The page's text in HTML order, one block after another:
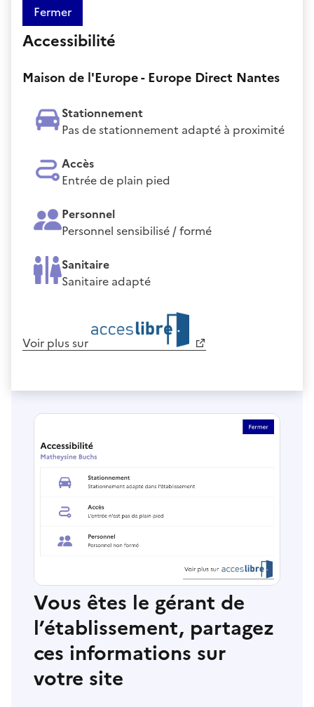
Fermer
Accessibilité
Maison de l'Europe - Europe Direct Nantes
Stationnement
Pas de stationnement adapté à proximité
Accès
Entrée de plain pied
Personnel
Personnel sensibilisé / formé
Sanitaire
Sanitaire adapté
Voir plus sur
Vous êtes le gérant de
l’établissement, partagez
ces informations sur
votre site